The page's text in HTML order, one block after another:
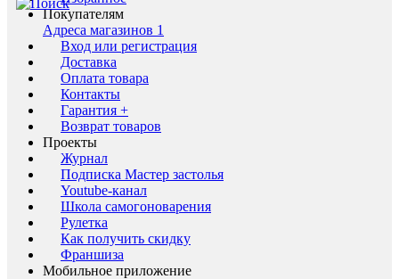
Покупателям
Адреса магазинов 1
Вход или регистрация
Доставка
Оплата товара
Контакты
Гарантия +
Возврат товаров
Проекты
Журнал
Подписка Мастер застолья
Youtube-канал
Школа самогоноварения
Рулетка
Как получить скидку
Франшиза
Мобильное приложение